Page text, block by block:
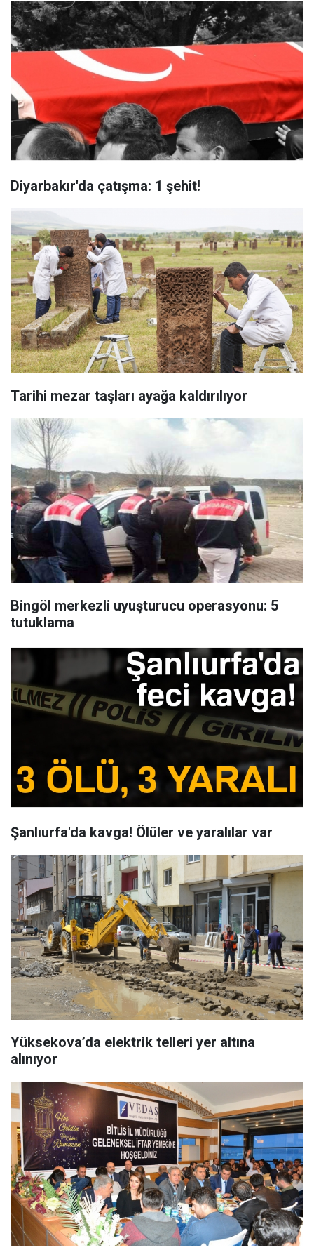
Diyarbakır'da çatışma: 1 şehit!
Tarihi mezar taşları ayağa kaldırılıyor
Bingöl merkezli uyuşturucu operasyonu: 5
tutuklama
Şanlıurfa'da kavga! Ölüler ve yaralılar var
Yüksekova’da elektrik telleri yer altına
alınıyor